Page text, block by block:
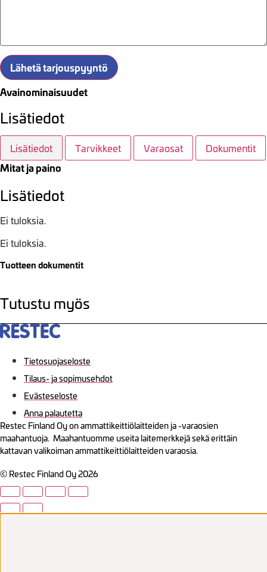
Lähetä tarjouspyyntö
Avainominaisuudet
Lisätiedot
Lisätiedot Tarvikkeet Varaosat Dokumentit
Mitat ja paino
Lisätiedot
Ei tuloksia.
Ei tuloksia.
Tuotteen dokumentit
Tutustu myös
Tietosuojaseloste
Tilaus- ja sopimusehdot
Evästeseloste
Anna palautetta
Restec Finland Oy on ammattikeittiölaitteiden ja -varaosien
maahantuoja. Maahantuomme useita laitemerkkejä sekä erittäin
kattavan valikoiman ammattikeittiölaitteiden varaosia.
© Restec Finland Oy 2026